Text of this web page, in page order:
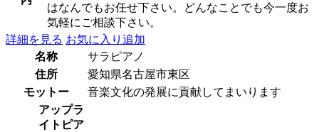
はなんでもお任せ下さい。どんなことでも今一度お
気軽にご相談下さい。
詳細を見る お気に入り追加
名称
サラピアノ
住所
愛知県名古屋市東区
モットー
音楽文化の発展に貢献してまいります
アップラ
イトピア